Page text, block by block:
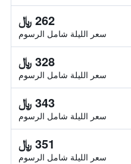
262 ﷼
سعر الليلة شامل الرسوم
328 ﷼
سعر الليلة شامل الرسوم
343 ﷼
سعر الليلة شامل الرسوم
351 ﷼
سعر الليلة شامل الرسوم